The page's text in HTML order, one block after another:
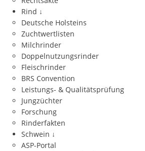
Rind ↓
Deutsche Holsteins
Zuchtwertlisten
Milchrinder
Doppelnutzungsrinder
Fleischrinder
BRS Convention
Leistungs- & Qualitätsprüfung
Jungzüchter
Forschung
Rinderfakten
Schwein ↓
ASP-Portal